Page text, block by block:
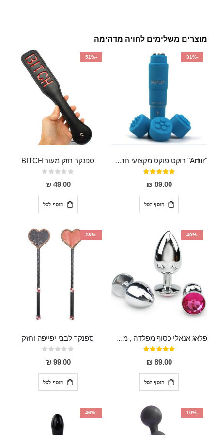
מוצרים משלימים לחויה מדהימה
-31%
"Artur" רוקט פוקט מקצועי חזק במיוחד
דירוג:
95%
89.00 ₪
הוסף לסל
-51%
ספנקר חזק מעור BITCH
Rating:
0%
49.00 ₪
הוסף לסל
-40%
פלאג אנאלי כסוף מפלדה , מתאים ללבישה מתחת לבגדים, בגודל 7.3 על 2.8 ס"מ
דירוג:
97%
89.00 ₪
הוסף לסל
-23%
ספנקר לבבי יפייפה וחזק
Rating:
0%
99.00 ₪
הוסף לסל
-10%
-46%